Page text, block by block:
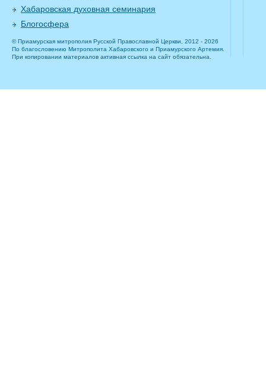
Хабаровская духовная семинария
Блогосфера
© Приамурская митрополия Русской Православной Церкви, 2012 - 2026
По благословению Митрополита Хабаровского и Приамурского Артемия.
При копировании материалов активная ссылка на сайт обязательна.